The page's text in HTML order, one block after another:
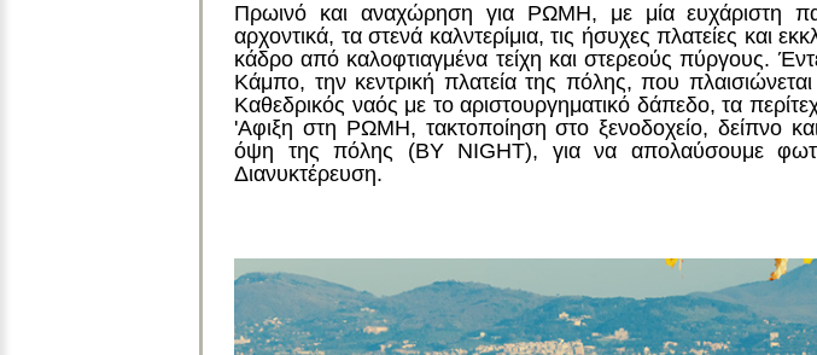
Πρωινό και αναχώρηση για ΡΩΜΗ, με μία ευχάριστη
αρχοντικά, τα στενά καλντερίμια, τις ήσυχες πλατείες και
κάδρο από καλοφτιαγμένα τείχη και στερεούς πύργους.
Κάμπο, την κεντρική πλατεία της πόλης, που
Καθεδρικός ναός με το αριστουργηματικό δάπεδο, τα
'Αφιξη στη ΡΩΜΗ, τακτοποίηση στο ξενοδοχείο, δείπνο
όψη της πόλης (BY NIGΗT), για να απολαύσουμε
Διανυκτέρευση.